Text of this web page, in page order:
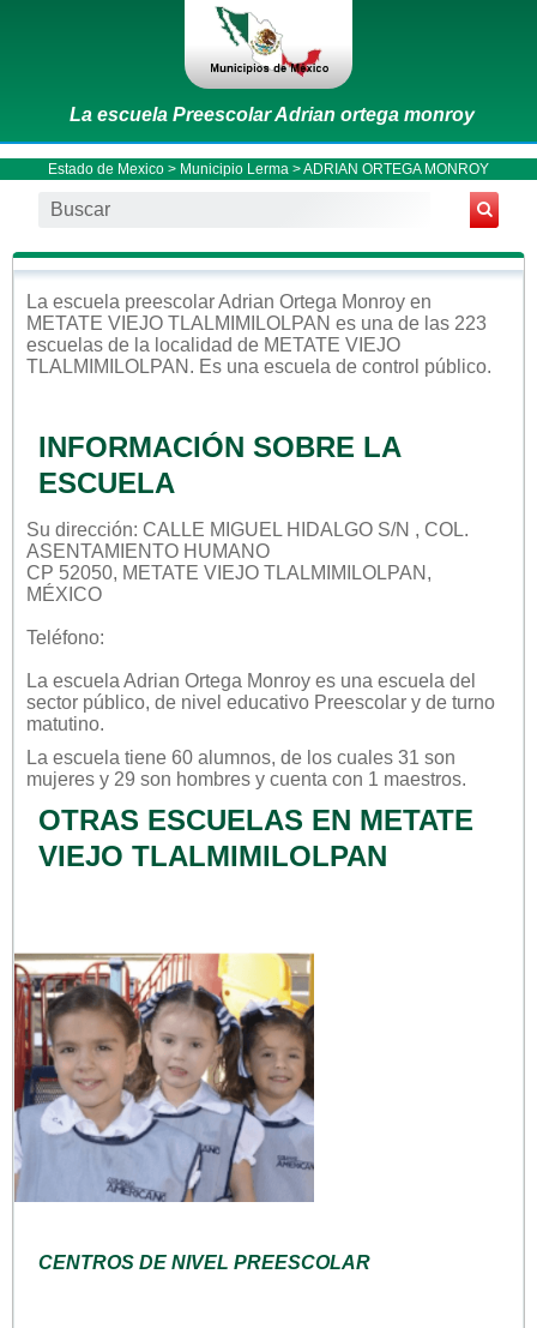
La escuela Preescolar Adrian ortega monroy
Estado de Mexico > Municipio Lerma > ADRIAN ORTEGA MONROY
La escuela preescolarAdrian Ortega Monroy en
METATE VIEJO TLALMIMILOLPAN es una de las 223
escuelas de la localidad de METATE VIEJO
TLALMIMILOLPAN . Es una escuela de control público.
INFORMACIÓN SOBRE LA
ESCUELA
Su dirección: CALLE MIGUEL HIDALGO S/N , COL.
ASENTAMIENTO HUMANO
CP 52050, METATE VIEJO TLALMIMILOLPAN,
MÉXICO
Teléfono:
La escuela Adrian Ortega Monroy es una escuela del
sector público, de nivel educativo Preescolar y de turno
matutino.
La escuela tiene 60 alumnos, de los cuales 31 son
mujeres y 29 son hombres y cuenta con 1 maestros.
OTRAS ESCUELAS EN METATE
VIEJO TLALMIMILOLPAN
CENTROS DE NIVEL PREESCOLAR